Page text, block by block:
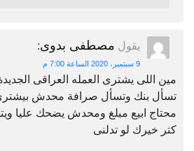
يقول مصطفى بدوى:
9 سبتمبر، 2020 الساعة 7:00 م
مين اللى يشترى العمله العراقى
تسأل بنك وتسأل صرافة محدش
محتاج ابيع مبلغ ومحدش يضحك عليا
كتر خيرك لو تدلنى